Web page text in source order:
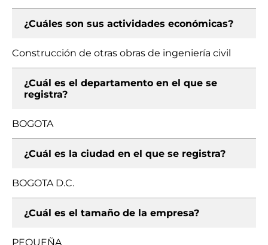
¿Cuáles son sus actividades económicas?
Construcción de otras obras de ingeniería civil
¿Cuál es el departamento en el que se
registra?
BOGOTA
¿Cuál es la ciudad en el que se registra?
BOGOTA D.C.
¿Cuál es el tamaño de la empresa?
PEQUEÑA